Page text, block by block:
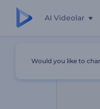
AI Videolar
Would you like to